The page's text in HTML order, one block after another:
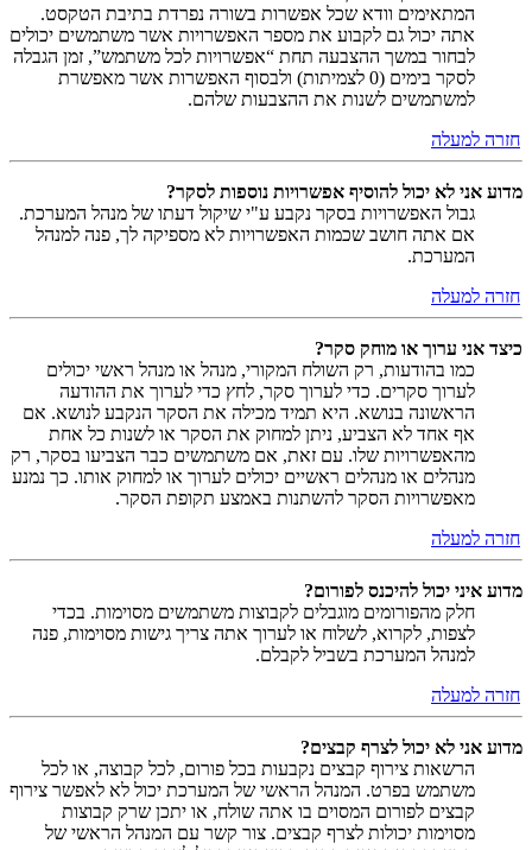
המתאימים וודא שכל אפשרות בשורה נפרדת בתיבת הטקסט.
אתה יכול גם לקבוע את מספר האפשרויות אשר משתמשים יכולים
לבחור במשך ההצבעה תחת “אפשרויות לכל משתמש”, זמן הגבלה
לסקר בימים (0 לצמיתות) ולבסוף האפשרות אשר מאפשרת
למשתמשים לשנות את ההצבעות שלהם.
חזרה למעלה
מדוע אני לא יכול להוסיף אפשרויות נוספות לסקר?
גבול האפשרויות בסקר נקבע ע"י שיקול דעתו של מנהל המערכת.
אם אתה חושב שכמות האפשרויות לא מספיקה לך, פנה למנהל
המערכת.
חזרה למעלה
כיצד אני ערוך או מוחק סקר?
כמו בהודעות, רק השולח המקורי, מנהל או מנהל ראשי יכולים
לערוך סקרים. כדי לערוך סקר, לחץ כדי לערוך את ההודעה
הראשונה בנושא. היא תמיד מכילה את הסקר הנקבע לנושא. אם
אף אחד לא הצביע, ניתן למחוק את הסקר או לשנות כל אחת
מהאפשרויות שלו. עם זאת, אם משתמשים כבר הצביעו בסקר, רק
מנהלים או מנהלים ראשיים יכולים לערוך או למחוק אותו. כך נמנע
מאפשרויות הסקר להשתנות באמצע תקופת הסקר.
חזרה למעלה
מדוע איני יכול להיכנס לפורום?
חלק מהפורומים מוגבלים לקבוצות משתמשים מסוימות. בכדי
לצפות, לקרוא, לשלוח או לערוך אתה צריך גישות מסוימות, פנה
למנהל המערכת בשביל לקבלם.
חזרה למעלה
מדוע אני לא יכול לצרף קבצים?
הרשאות צירוף קבצים נקבעות בכל פורום, לכל קבוצה, או לכל
משתמש בפרט. המנהל הראשי של המערכת יכול לא לאפשר צירוף
קבצים לפורום המסוים בו אתה שולח, או יתכן שרק קבוצות
מסוימות יכולות לצרף קבצים. צור קשר עם המנהל הראשי של